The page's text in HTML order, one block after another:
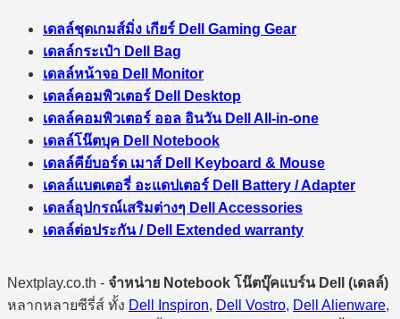
เดลล์ชุดเกมส์มิ่ง เกียร์ Dell Gaming Gear
เดลล์กระเป๋า Dell Bag
เดลล์หน้าจอ Dell Monitor
เดลล์คอมพิวเตอร์ Dell Desktop
เดลล์คอมพิวเตอร์ ออล อินวัน Dell All-in-one
เดลล์โน๊ตบุค Dell Notebook
เดลล์คีย์บอร์ด เมาส์ Dell Keyboard & Mouse
เดลล์แบตเตอรี่ อะแดปเตอร์ Dell Battery / Adapter
เดลล์อุปกรณ์เสริมต่างๆ Dell Accessories
เดลล์ต่อประกัน / Dell Extended warranty
Nextplay.co.th - จำหน่าย Notebook โน๊ตบุ๊คแบร์น Dell (เดลล์)
หลากหลายซีรี่ส์ ทั้ง Dell Inspiron, Dell Vostro, Dell Alienware,